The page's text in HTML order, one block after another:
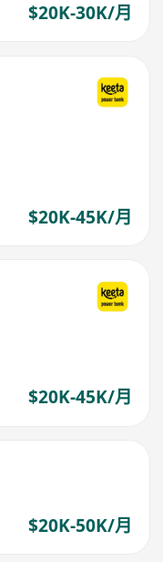
$20K-30K/月
$20K-45K/月
$20K-45K/月
$20K-50K/月